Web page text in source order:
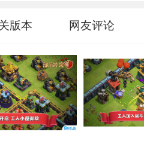
版本 网友评论